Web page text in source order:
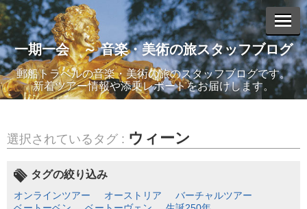
一期一会 ～ 音楽・美術の旅スタッフブログ
郵船トラベルの音楽・美術の旅のスタッフブログです。
新着ツアー情報や添乗レポートをお届けします。
選択されているタグ : ウィーン
タグの絞り込み
オンラインツアー オーストリア
バーチャルツアー
エントリーリスト
2025年11月07日
心に響く「愛」の物語。見逃せない感動の8演目！ 11/21(金)